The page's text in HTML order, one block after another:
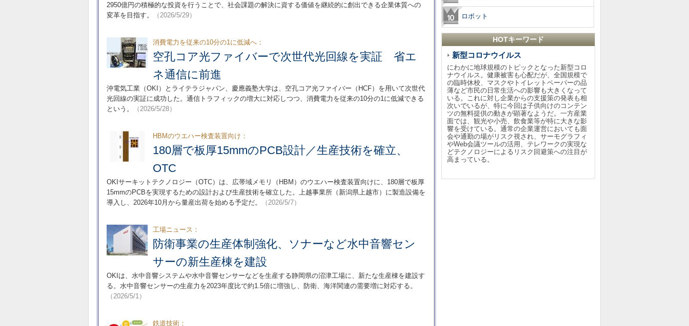
2950億円の積極的な投資を行うことで、社会課題の解決に資する価値を継続的に創出できる企業体質への
変革を目指す。
（2026/5/29）
消費電力を従来の10分の1に低減へ：
空孔コア光ファイバーで次世代光回線を実証 省エ
ネ通信に前進
沖電気工業（OKI）とライテラジャパン、慶應義塾大学は、空孔コア光ファイバー（HCF）を用いて次世代
光回線の実証に成功した。通信トラフィックの増大に対応しつつ、消費電力を従来の10分の1に低減できる
という。
（2026/5/28）
HBMのウエハー検査装置向け：
180層で板厚15mmのPCB設計／生産技術を確立、
OTC
OKIサーキットテクノロジー（OTC）は、広帯域メモリ（HBM）のウエハー検査装置向けに、180層で板厚
15mmのPCBを実現するための設計および生産技術を確立した。上越事業所（新潟県上越市）に製造設備を
導入し、2026年10月から量産出荷を始める予定だ。
（2026/5/7）
工場ニュース：
防衛事業の生産体制強化、ソナーなど水中音響セン
サーの新生産棟を建設
OKIは、水中音響システムや水中音響センサーなどを生産する静岡県の沼津工場に、新たな生産棟を建設す
る。水中音響センサーの生産力を2023年度比で約1.5倍に増強し、防衛、海洋関連の需要増に対応する。
（2026/5/1）
鉄道技術：
ロボット
HOTキーワード
新型コロナウイルス
にわかに地球規模のトピックとなった新型コロ
ナウイルス。健康被害も心配だが、全国規模で
の臨時休校、マスクやトイレットペーパーの品
薄など市民の日常生活への影響も大きくなって
いる。これに対し企業からの支援策の発表も相
次いでいるが、特に今回は子供向けのコンテン
ツの無料提供の動きが顕著なようだ。一方産業
面では、観光や小売、飲食業等が特に大きな影
響を受けている。通常の企業運営においても面
会や通勤の場がリスク視され、サーモグラフィ
やWeb会議ツールの活用、テレワークの実現な
どテクノロジーによるリスク回避策への注目が
高まっている。